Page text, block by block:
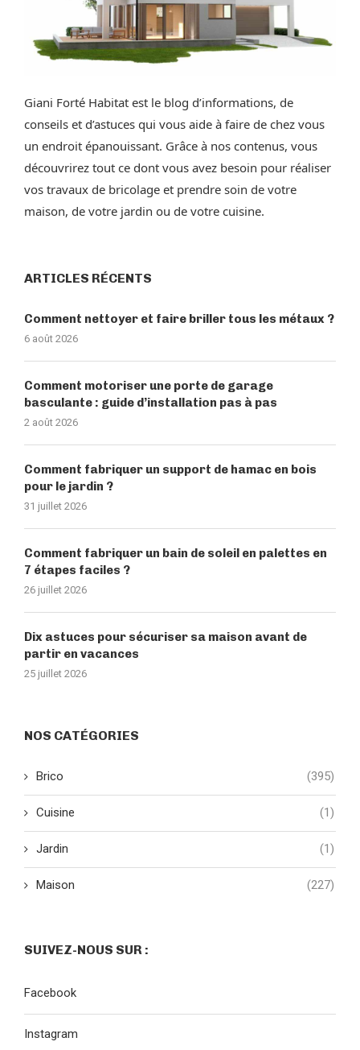
Giani Forté Habitat est le blog d’informations, de
conseils et d’astuces qui vous aide à faire de chez vous
un endroit épanouissant. Grâce à nos contenus, vous
découvrirez tout ce dont vous avez besoin pour réaliser
vos travaux de bricolage et prendre soin de votre
maison, de votre jardin ou de votre cuisine.
ARTICLES RÉCENTS
Comment nettoyer et faire briller tous les métaux ?
6 août 2026
Comment motoriser une porte de garage
basculante : guide d’installation pas à pas
2 août 2026
Comment fabriquer un support de hamac en bois
pour le jardin ?
31 juillet 2026
Comment fabriquer un bain de soleil en palettes en
7 étapes faciles ?
26 juillet 2026
Dix astuces pour sécuriser sa maison avant de
partir en vacances
25 juillet 2026
NOS CATÉGORIES
Brico (395)
Cuisine (1)
Jardin (1)
Maison (227)
SUIVEZ-NOUS SUR :
Facebook
Instagram